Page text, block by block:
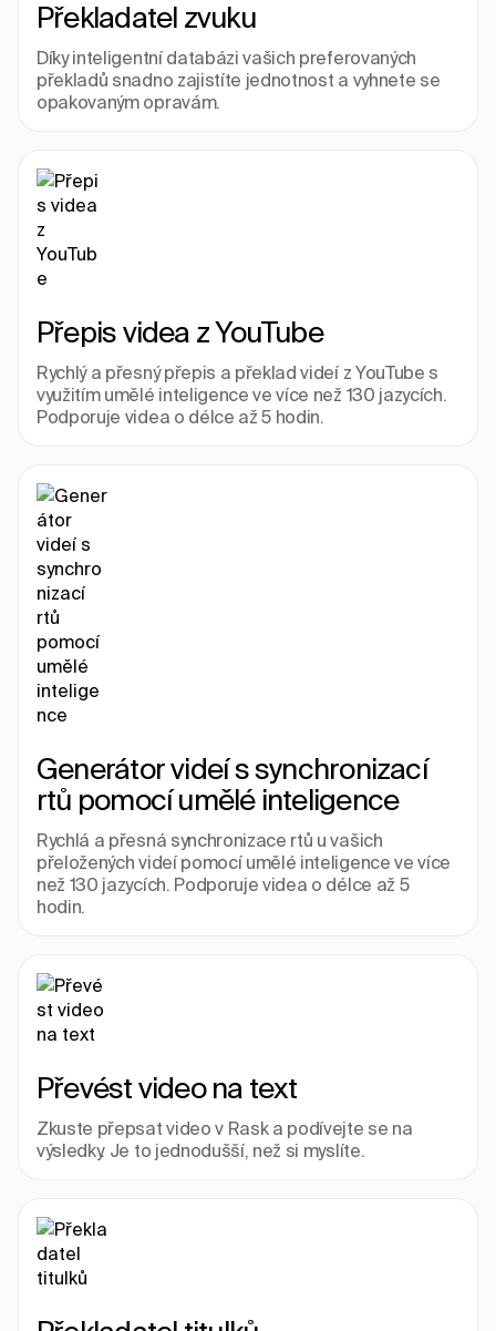
Překladatel zvuku
Díky inteligentní databázi vašich preferovaných
překladů snadno zajistíte jednotnost a vyhnete se
opakovaným opravám.
Přepis videa z YouTube
Rychlý a přesný přepis a překlad videí z YouTube s
využitím umělé inteligence ve více než 130 jazycích.
Podporuje videa o délce až 5 hodin.
Generátor videí s synchronizací
rtů pomocí umělé inteligence
Rychlá a přesná synchronizace rtů u vašich
přeložených videí pomocí umělé inteligence ve více
než 130 jazycích. Podporuje videa o délce až 5
hodin.
Převést video na text
Zkuste přepsat video v Rask a podívejte se na
výsledky. Je to jednodušší, než si myslíte.